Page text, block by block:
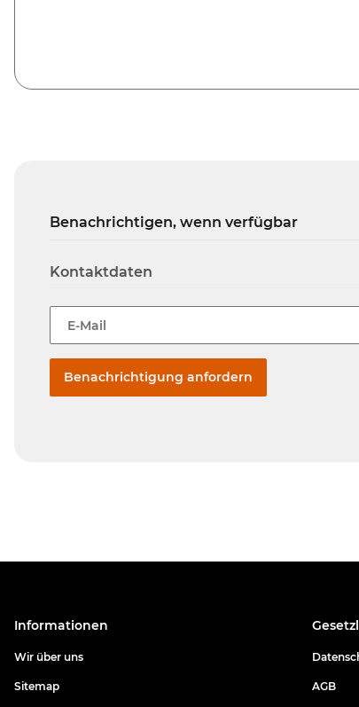
Benachrichtigen, wenn verfügbar
Kontaktdaten
E-Mail
Benachrichtigung anfordern
Informationen
Wir über uns
Sitemap AGB